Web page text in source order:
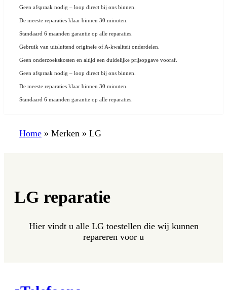
Geen afspraak nodig – loop direct bij ons binnen.
De meeste reparaties klaar binnen 30 minuten.
Standaard 6 maanden garantie op alle reparaties.
Gebruik van uitsluitend originele of A-kwaliteit onderdelen.
Geen onderzoekskosten en altijd een duidelijke prijsopgave vooraf.
Geen afspraak nodig – loop direct bij ons binnen.
De meeste reparaties klaar binnen 30 minuten.
Standaard 6 maanden garantie op alle reparaties.
Home » Merken » LG
LG reparatie
Hier vindt u alle LG toestellen die wij kunnen
repareren voor u